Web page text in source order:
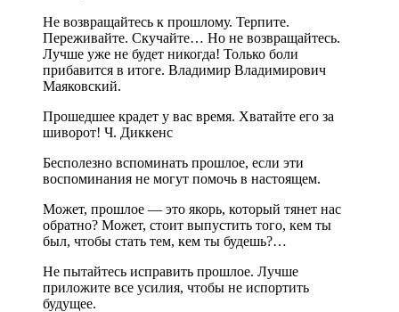
Не возвращайтесь к прошлому. Терпите.
Переживайте. Скучайте… Но не возвращайтесь.
Лучше уже не будет никогда! Только боли
прибавится в итоге. Владимир Владимирович
Маяковский.
Прошедшее крадет у вас время. Хватайте его за
шиворот! Ч. Диккенс
Бесполезно вспоминать прошлое, если эти
воспоминания не могут помочь в настоящем.
Может, прошлое — это якорь, который тянет нас
обратно? Может, стоит выпустить того, кем ты
был, чтобы стать тем, кем ты будешь?…
Не пытайтесь исправить прошлое. Лучше
приложите все усилия, чтобы не испортить
будущее.